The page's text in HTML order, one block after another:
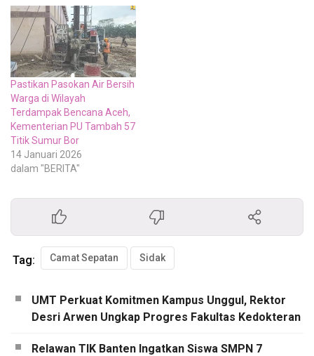
Pastikan Pasokan Air Bersih
Warga di Wilayah
Terdampak Bencana Aceh,
Kementerian PU Tambah 57
Titik Sumur Bor
14 Januari 2026
dalam "BERITA"
Tag: Camat Sepatan Sidak
UMT Perkuat Komitmen Kampus Unggul, Rektor
Desri Arwen Ungkap Progres Fakultas Kedokteran
Relawan TIK Banten Ingatkan Siswa SMPN 7